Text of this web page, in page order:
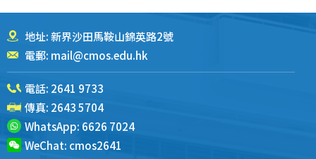
地址: 新界沙田馬鞍山錦英路2號
電郵: mail@cmos.edu.hk
電話: 2641 9733
傳真: 2643 5704
WhatsApp: 6626 7024
WeChat: cmos2641